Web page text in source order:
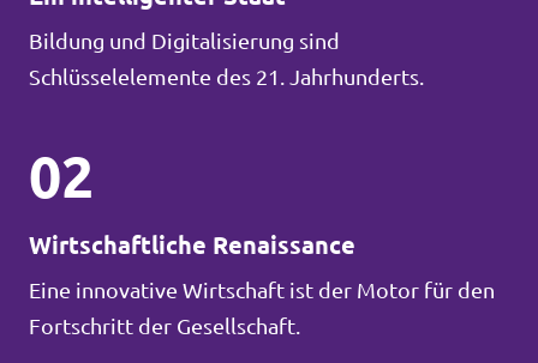
Bildung und Digitalisierung sind
Schlüsselelemente des 21. Jahrhunderts.
02
Wirtschaftliche Renaissance
Eine innovative Wirtschaft ist der Motor für den
Fortschritt der Gesellschaft.